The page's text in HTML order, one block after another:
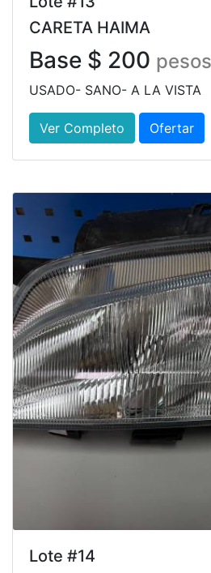
CARETA HAIMA
Base $ 200
USADO- SANO- A LA VISTA
Ver Completo Ofertar
Lote #14